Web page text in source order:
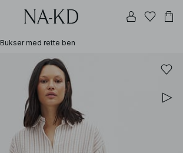
Bukser med rette ben